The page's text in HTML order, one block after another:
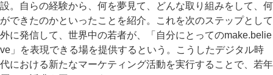
設。自らの経験から、何を夢見て、どんな取り組みをして、何
ができたのかといったことを紹介。これを次のステップとして
外に発信して、世界中の若者が、「自分にとってのmake.belie
ve」を表現できる場を提供するという。こうしたデジタル時
代における新たなマーケティング活動を実行することで、若年